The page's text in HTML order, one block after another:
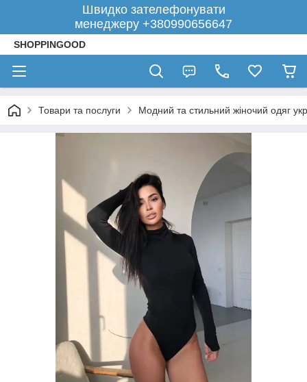
Швидко зателефонувати
менеджеру +380990656647
SHOPPINGOOD
Товари та послуги Модний та стильний жіночий одяг